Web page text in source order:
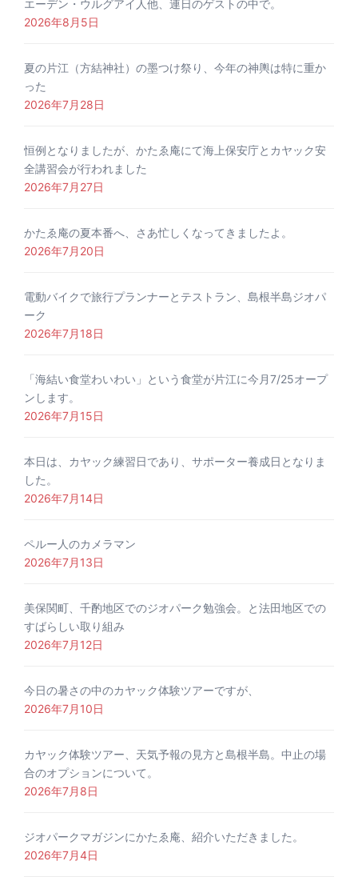
エーデン・ウルグアイ人他、連日のゲストの中で。
2026年8月5日
夏の片江（方結神社）の墨つけ祭り、今年の神輿は特に重か
った
2026年7月28日
恒例となりましたが、かたゑ庵にて海上保安庁とカヤック安
全講習会が行われました
2026年7月27日
かたゑ庵の夏本番へ、さあ忙しくなってきましたよ。
2026年7月20日
電動バイクで旅行プランナーとテストラン、島根半島ジオパ
ーク
2026年7月18日
「海結い食堂わいわい」という食堂が片江に今月7/25オープ
ンします。
2026年7月15日
本日は、カヤック練習日であり、サポーター養成日となりま
した。
2026年7月14日
ペルー人のカメラマン
2026年7月13日
美保関町、千酌地区でのジオパーク勉強会。と法田地区での
すばらしい取り組み
2026年7月12日
今日の暑さの中のカヤック体験ツアーですが、
2026年7月10日
カヤック体験ツアー、天気予報の見方と島根半島。中止の場
合のオプションについて。
2026年7月8日
ジオパークマガジンにかたゑ庵、紹介いただきました。
2026年7月4日